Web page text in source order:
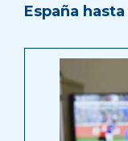
España